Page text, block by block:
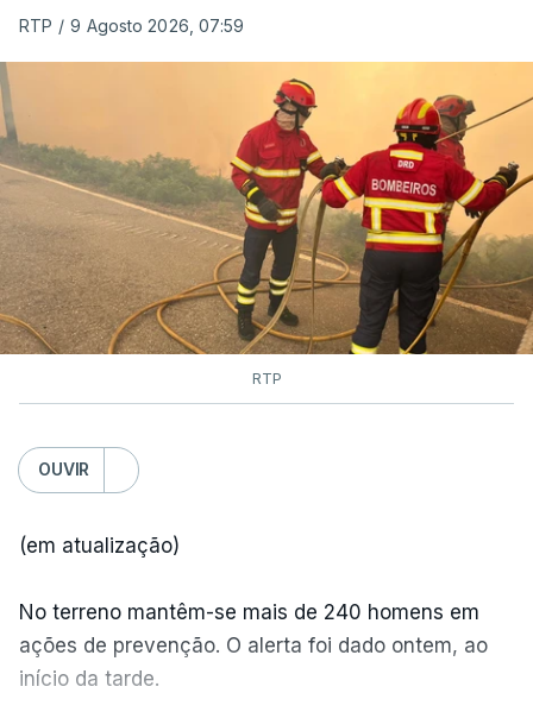
RTP / 9 Agosto 2026, 07:59
RTP
OUVIR
(em atualização)
No terreno mantêm-se mais de 240 homens em
ações de prevenção. O alerta foi dado ontem, ao
início da tarde.